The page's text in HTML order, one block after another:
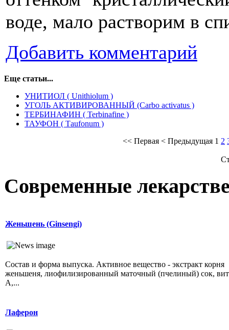
воде, мало растворим в
Добавить комментарий
Еще статьи...
УНИТИОЛ ( Unithiolum )
УГОЛЬ АКТИВИРОВАННЫЙ (Саrbo activatus )
ТЕРБИНАФИН ( Terbinafine )
ТАУФОН ( Таufonum )
<< Первая < Предыдущая 1 2
Современные
Женьшень (Ginsengi)
Состав и форма выпуска. Активное вещество - экстракт корня
женьшеня, лиофилизированный маточный (пчелиный) сок,
А,...
Лаферон